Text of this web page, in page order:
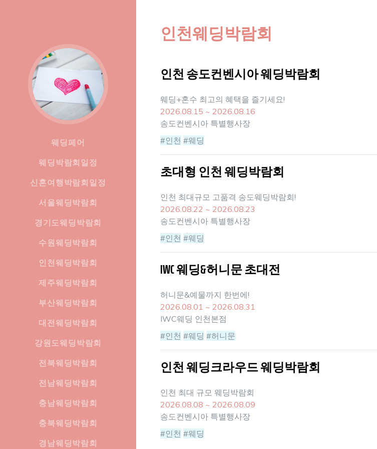
웨딩페어
웨딩박람회일정
신혼여행박람회일정
서울웨딩박람회
경기도웨딩박람회
수원웨딩박람회
인천웨딩박람회
제주웨딩박람회
부산웨딩박람회
대전웨딩박람회
강원도웨딩박람회
전북웨딩박람회
전남웨딩박람회
충남웨딩박람회
충북웨딩박람회
경남웨딩박람회
인천웨딩박람회
인천 송도컨벤시아 웨딩박람회
웨딩+혼수 최고의 혜택을 즐기세요!
2026.08.15 ~ 2026.08.16
송도컨벤시아 특별행사장
#인천 #웨딩
초대형 인천 웨딩박람회
인천 최대규모 고품격 송도웨딩박람회!
2026.08.22 ~ 2026.08.23
송도컨벤시아 특별행사장
#인천 #웨딩
IWC 웨딩&허니문 초대전
허니문&예물까지 한번에!
2026.08.01 ~ 2026.08.31
IWC웨딩 인천본점
#인천 #웨딩 #허니문
인천 웨딩크라우드 웨딩박람회
인천 최대 규모 웨딩박람회
2026.08.08 ~ 2026.08.09
송도컨벤시아 특별행사장
#인천 #웨딩